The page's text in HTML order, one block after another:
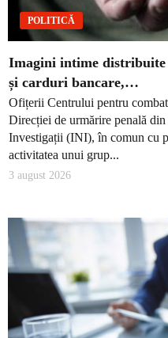
POLITICĂ
Imagini intime distribuite
și carduri bancare,…
Ofițerii Centrului pentru
Direcției de urmărire penală
Investigații (INI), în comun cu
activitatea unui grup...
3 august 2026